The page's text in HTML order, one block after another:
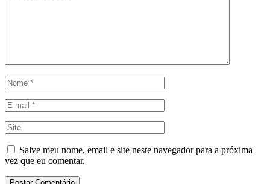
Salve meu nome, email e site neste navegador para a próxima
vez que eu comentar.